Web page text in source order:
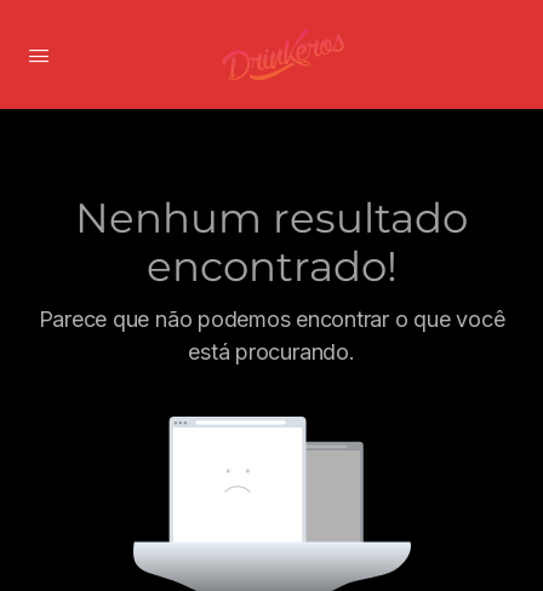
Nenhum resultado
encontrado!
Parece que não podemos encontrar o que você
está procurando.